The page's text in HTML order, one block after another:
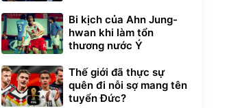
Bi kịch của Ahn Jung-
hwan khi làm tổn
thương nước Ý
Thế giới đã thực sự
quên đi nỗi sợ mang tên
tuyển Đức?